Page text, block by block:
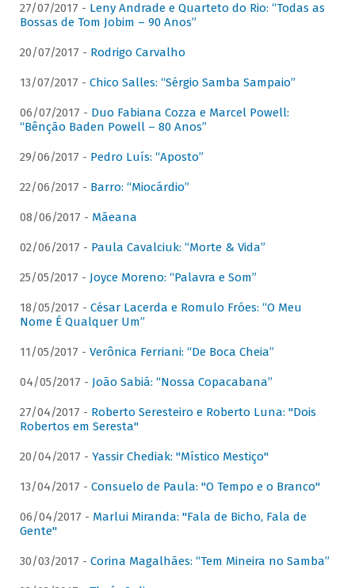
27/07/2017 - Leny Andrade e Quarteto do Rio: “Todas as
Bossas de Tom Jobim – 90 Anos”
20/07/2017 - Rodrigo Carvalho
13/07/2017 - Chico Salles: “Sérgio Samba Sampaio”
06/07/2017 - Duo Fabiana Cozza e Marcel Powell:
“Bênção Baden Powell – 80 Anos”
29/06/2017 - Pedro Luís: “Aposto”
22/06/2017 - Barro: “Miocárdio”
08/06/2017 - Mãeana
02/06/2017 - Paula Cavalciuk: “Morte & Vida”
25/05/2017 - Joyce Moreno: “Palavra e Som”
18/05/2017 - César Lacerda e Romulo Fróes: “O Meu
Nome É Qualquer Um”
11/05/2017 - Verônica Ferriani: “De Boca Cheia”
04/05/2017 - João Sabiá: “Nossa Copacabana”
27/04/2017 - Roberto Seresteiro e Roberto Luna: "Dois
Robertos em Seresta"
20/04/2017 - Yassir Chediak: "Místico Mestiço"
13/04/2017 - Consuelo de Paula: "O Tempo e o Branco"
06/04/2017 - Marlui Miranda: "Fala de Bicho, Fala de
Gente"
30/03/2017 - Corina Magalhães: “Tem Mineira no Samba”